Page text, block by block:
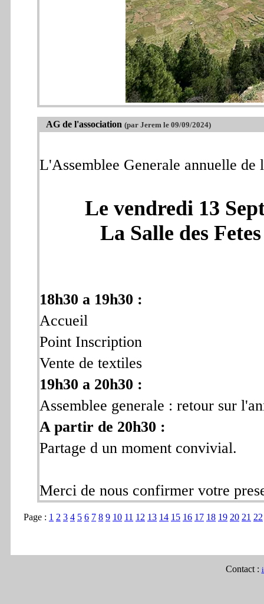
AG de l'association (par Jerem le 09/09/2024)
L'Assemblee Generale annuelle de
Le vendredi 13
La Salle des
18h30 a 19h30 :
Accueil
Point Inscription
Vente de textiles
19h30 a 20h30 :
Assemblee generale : retour sur
A partir de 20h30 :
Partage d un moment convivial.
Merci de nous confirmer votre
Page : 1 2 3 4 5 6 7 8 9 10 11 12 13 14 15 16 17 18 19 20 21 22
Contact :